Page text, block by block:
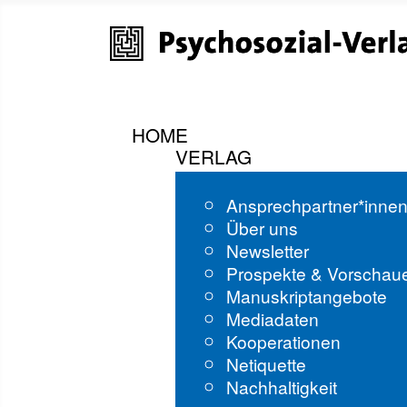
HOME
VERLAG
Über uns
Newsletter
Prospekte &
Manuskriptangebote
Mediadaten
Kooperationen
Netiquette
Nachhaltigkeit